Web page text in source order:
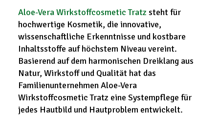
Aloe-Vera Wirkstoffcosmetic Tratz steht für
hochwertige Kosmetik, die innovative,
wissenschaftliche Erkenntnisse und kostbare
Inhaltsstoffe auf höchstem Niveau vereint.
Basierend auf dem harmonischen Dreiklang aus
Natur, Wirkstoff und Qualität hat das
Familienunternehmen Aloe-Vera
Wirkstoffcosmetic Tratz eine Systempflege für
jedes Hautbild und Hautproblem entwickelt.